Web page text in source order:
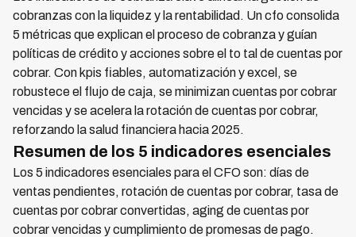
cobranzas con la liquidez y la rentabilidad. Un cfo consolida
5 métricas que explican el proceso de cobranza y guían
políticas de crédito y acciones sobre el to tal de cuentas por
cobrar. Con kpis fiables, automatización y excel, se
robustece el flujo de caja, se minimizan cuentas por cobrar
vencidas y se acelera la rotación de cuentas por cobrar,
reforzando la salud financiera hacia 2025.
Resumen de los 5 indicadores esenciales
Los 5 indicadores esenciales para el CFO son: días de
ventas pendientes, rotación de cuentas por cobrar, tasa de
cuentas por cobrar convertidas, aging de cuentas por
cobrar vencidas y cumplimiento de promesas de pago.